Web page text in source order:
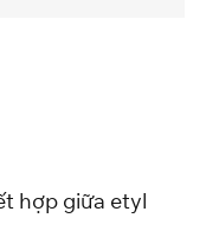
hợp giữa etyl